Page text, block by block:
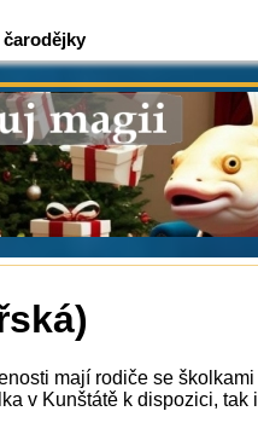
mají rodiče se
v Kunštátě k dispozici, tak